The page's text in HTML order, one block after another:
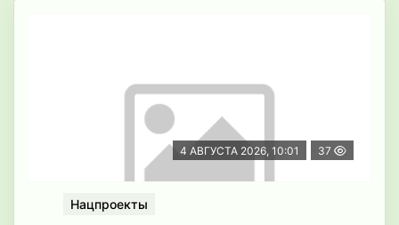
4 АВГУСТА 2026, 10:01 37
Нацпроекты